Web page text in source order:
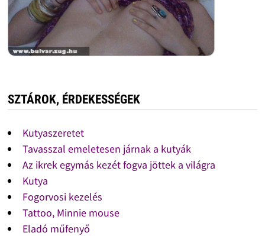
SZTÁROK, ÉRDEKESSÉGEK
Kutyaszeretet
Tavasszal emeletesen járnak a kutyák
Az ikrek egymás kezét fogva jöttek a világra
Kutya
Fogorvosi kezelés
Tattoo, Minnie mouse
Eladó műfenyő